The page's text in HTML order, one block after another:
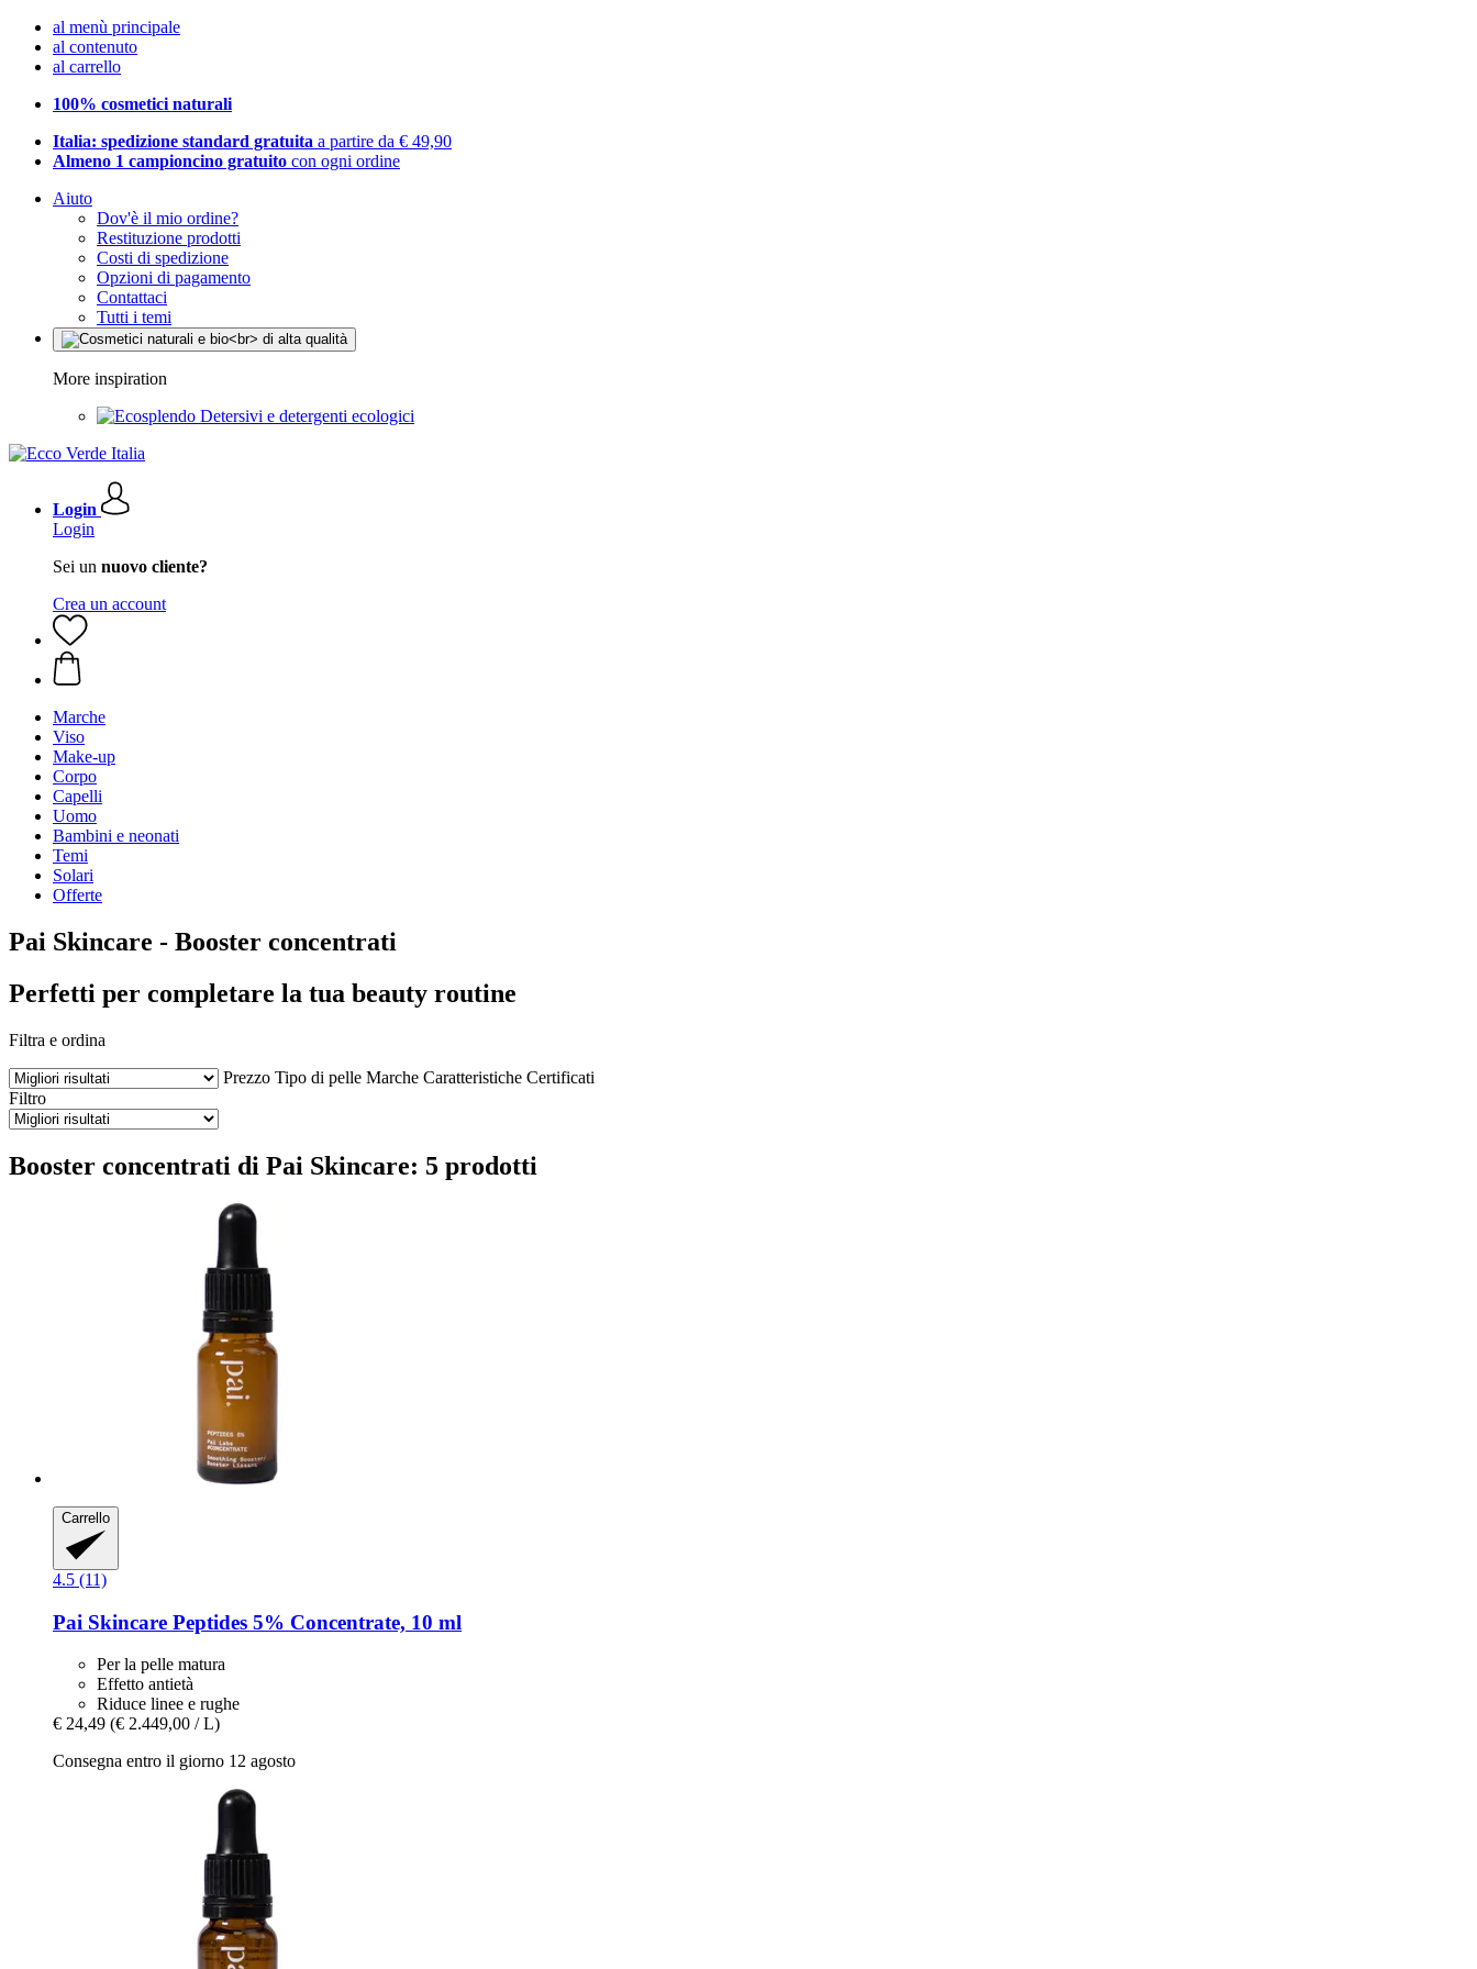
al menù principale
al contenuto
al carrello
100% cosmetici naturali
Italia: spedizione standard gratuita a partire da € 49,90
Almeno 1 campioncino gratuito con ogni ordine
Aiuto
Dov'è il mio ordine?
Restituzione prodotti
Costi di spedizione
Opzioni di pagamento
Contattaci
Tutti i temi
More inspiration
Detersivi e detergenti ecologici
Login
Login
Sei un nuovo cliente?
Crea un account
Marche
Viso
Make-up
Corpo
Capelli
Uomo
Bambini e neonati
Temi
Solari
Offerte
Pai Skincare - Booster concentrati
Perfetti per completare la tua beauty routine
Filtra e ordina
Prezzo Tipo di pelle Marche Caratteristiche Certificati
Filtro
Booster concentrati di Pai Skincare: 5 prodotti
Carrello
4.5 (11)
Pai Skincare Peptides 5% Concentrate, 10 ml
Per la pelle matura
Effetto antietà
Riduce linee e rughe
€ 24,49 (€ 2.449,00 / L)
Consegna entro il giorno 12 agosto